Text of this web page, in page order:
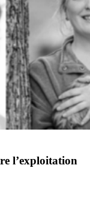
l’exploitation